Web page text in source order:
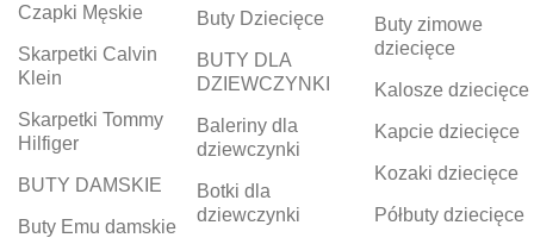
Czapki Męskie
Skarpetki Calvin
Klein
Skarpetki Tommy
Hilfiger
BUTY DAMSKIE
Buty Emu damskie
Buty Dziecięce
BUTY DLA
DZIEWCZYNKI
Baleriny dla
dziewczynki
Botki dla
dziewczynki
Buty zimowe
dziecięce
Kalosze dziecięce
Kapcie dziecięce
Kozaki dziecięce
Półbuty dziecięce